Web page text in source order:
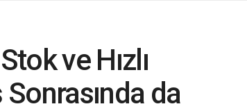
ve Hızlı
da